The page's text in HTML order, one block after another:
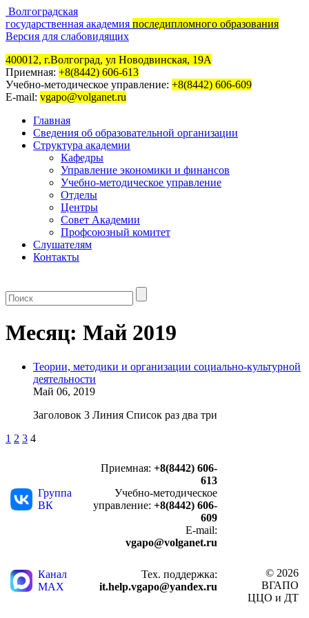
Волгоградская
государственная академия последипломного образования
Версия для слабовидящих
400012, г.Волгоград, ул Новодвинская, 19А
Приемная: +8(8442) 606-613
Учебно-методическое управление: +8(8442) 606-609
E-mail: vgapo@volganet.ru
Главная
Сведения об образовательной организации
Структура академии
Кафедры
Управление экономики и финансов
Учебно-методическое управление
Отделы
Центры
Совет Академии
Профсоюзный комитет
Слушателям
Контакты
Месяц: Май 2019
Теории, методики и организации социально-культурной
деятельности
Май 06, 2019
Заголовок 3 Линия Список раз два три
1 2 3 4
Группа
ВК
Приемная: +8(8442) 606-
613
Учебно-методическое
управление: +8(8442) 606-
609
E-mail:
vgapo@volganet.ru
Канал
MAX
Тех. поддержка:
it.help.vgapo@yandex.ru
© 2026
ВГАПО
ЦЦО и ДТ